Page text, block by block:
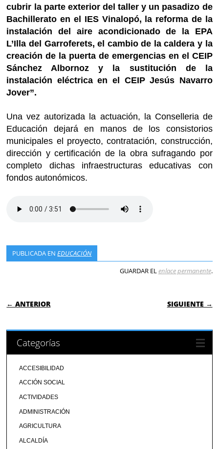
cubrir la parte exterior del taller y un pasadizo de
Bachillerato en el IES Vinalopó, la reforma de la
instalación del aire acondicionado de la EPA
L’Illa del Garroferets, el cambio de la caldera y la
creación de la puerta de emergencias en el CEIP
Sánchez Albornoz y la sustitución de la
instalación eléctrica en el CEIP Jesús Navarro
Jover”.
Una vez autorizada la actuación, la Conselleria de
Educación dejará en manos de los consistorios
municipales el proyecto, contratación, construcción,
dirección y certificación de la obra sufragando por
completo dichas infraestructuras educativas con
fondos autonómicos.
PUBLICADA ENEDUCACIÓN
GUARDAR ELenlace permanente.
NAVEGACIÓN DE ENTRADAS
← ANTERIOR SIGUIENTE →
Categorías
ACCESIBILIDAD
ACCIÓN SOCIAL
ACTIVIDADES
ADMINISTRACIÓN
AGRICULTURA
ALCALDÍA